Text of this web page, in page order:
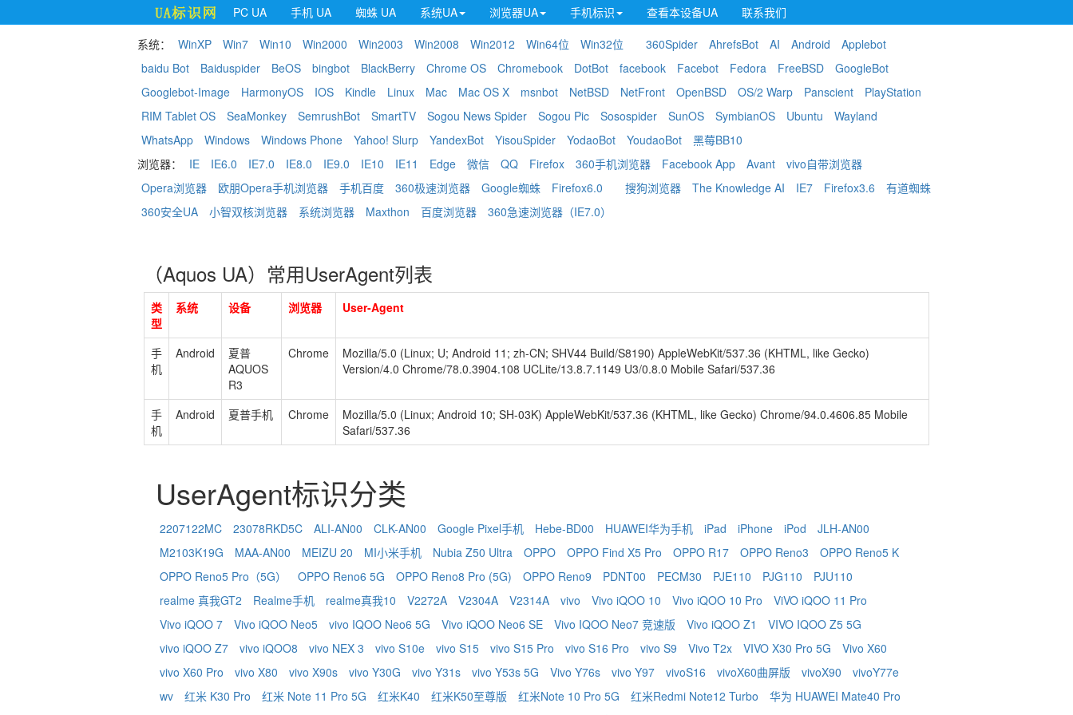
PC UA 手机 UA 蜘蛛 UA 系统UA 浏览器UA 手机标识 查看本设备UA
联系我们
系统：
WinXP Win7 Win10 Win2000 Win2003 Win2008 Win2012 Win64位 Win32位 360Spider AhrefsBot AI Android
Applebot
baidu Bot
Baiduspider BeOS bingbot BlackBerry Chrome OS Chromebook DotBot facebook Facebot Fedora FreeBSD
GoogleBot
Googlebot-Image
HarmonyOS IOS Kindle Linux Mac Mac OS X msnbot NetBSD NetFront OpenBSD OS/2 Warp Panscient
PlayStation
RIM Tablet OS
SeaMonkey SemrushBot SmartTV Sogou News Spider Sogou Pic Sosospider SunOS SymbianOS Ubuntu
Wayland
WhatsApp
Windows Windows Phone Yahoo! Slurp YandexBot YisouSpider YodaoBot YoudaoBot
黑莓BB10
浏览器：
IE IE6.0 IE7.0 IE8.0 IE9.0 IE10 IE11 Edge 微信 QQ Firefox 360手机浏览器 Facebook App Avant
vivo自带浏览器
Opera浏览器
欧朋Opera手机浏览器 手机百度 360极速浏览器 Google蜘蛛 Firefox6.0 搜狗浏览器 The Knowledge AI IE7 Firefox3.6
有道蜘蛛
360安全UA
小智双核浏览器 系统浏览器 Maxthon 百度浏览器 360急速浏览器（IE7.0）
（Aquos UA）常用UserAgent列表
类
型
系统 设备 浏览器 User-Agent
手
机
Android
夏普
AQUOS
R3
Chrome
Mozilla/5.0 (Linux; U; Android 11; zh-CN; SHV44 Build/S8190) AppleWebKit/537.36 (KHTML, like Gecko)
Version/4.0 Chrome/78.0.3904.108 UCLite/13.8.7.1149 U3/0.8.0 Mobile Safari/537.36
手
机
Android 夏普手机 Chrome
Mozilla/5.0 (Linux; Android 10; SH-03K) AppleWebKit/537.36 (KHTML, like Gecko) Chrome/94.0.4606.85 Mobile
Safari/537.36
UserAgent标识分类
2207122MC 23078RKD5C ALI-AN00 CLK-AN00 Google Pixel手机 Hebe-BD00 HUAWEI华为手机 iPad iPhone iPod
JLH-AN00
M2103K19G
MAA-AN00 MEIZU 20 MI小米手机 Nubia Z50 Ultra OPPO OPPO Find X5 Pro OPPO R17 OPPO Reno3
OPPO Reno5 K
OPPO Reno5 Pro（5G）
OPPO Reno6 5G OPPO Reno8 Pro (5G) OPPO Reno9 PDNT00 PECM30 PJE110 PJG110
PJU110
realme 真我GT2
Realme手机 realme真我10 V2272A V2304A V2314A vivo Vivo iQOO 10 Vivo iQOO 10 Pro
ViVO iQOO 11 Pro
Vivo iQOO 7
Vivo iQOO Neo5 vivo IQOO Neo6 5G Vivo iQOO Neo6 SE Vivo IQOO Neo7 竞速版 Vivo iQOO Z1
VIVO IQOO Z5 5G
vivo iQOO Z7
vivo iQOO8 vivo NEX 3 vivo S10e vivo S15 vivo S15 Pro vivo S16 Pro vivo S9 Vivo T2x VIVO X30 Pro 5G
Vivo X60
vivo X60 Pro
vivo X80 vivo X90s vivo Y30G vivo Y31s vivo Y53s 5G Vivo Y76s vivo Y97 vivoS16 vivoX60曲屏版 vivoX90
vivoY77e
wv
红米 K30 Pro 红米 Note 11 Pro 5G 红米K40 红米K50至尊版 红米Note 10 Pro 5G 红米Redmi Note12 Turbo
华为 HUAWEI Mate40 Pro